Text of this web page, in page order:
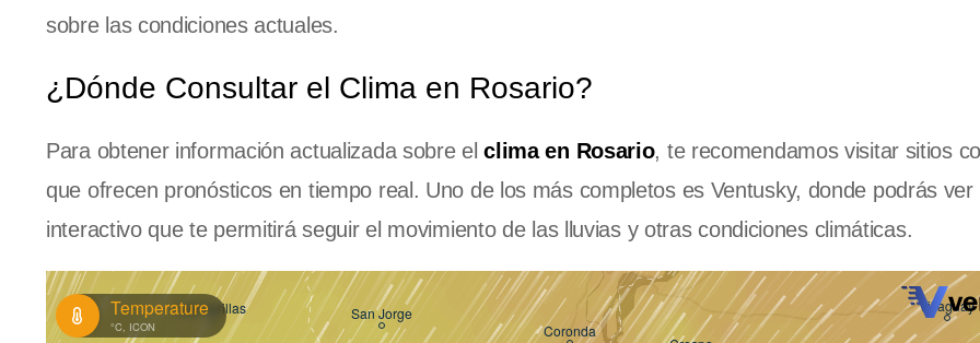
sobre las condiciones actuales.
¿Dónde Consultar el Clima en Rosario?
Para obtener información actualizada sobre elclima en Rosario, te recomendamos visitar sitios
que ofrecen pronósticos en tiempo real. Uno de los más completos es Ventusky, donde podrás ver
interactivo que te permitirá seguir el movimiento de las lluvias y otras condiciones climáticas.